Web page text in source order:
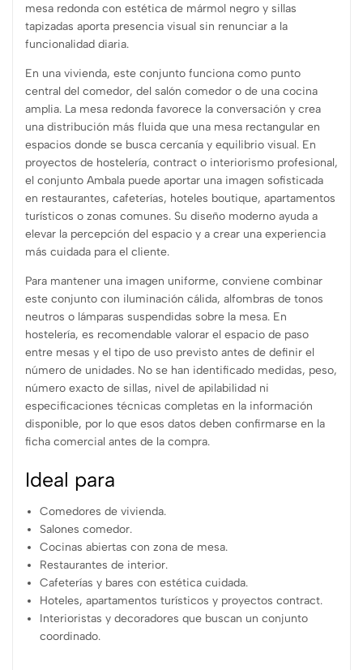
mesa redonda con estética de mármol negro y sillas
tapizadas aporta presencia visual sin renunciar a la
funcionalidad diaria.
En una vivienda, este conjunto funciona como punto
central del comedor, del salón comedor o de una cocina
amplia. La mesa redonda favorece la conversación y crea
una distribución más fluida que una mesa rectangular en
espacios donde se busca cercanía y equilibrio visual. En
proyectos de hostelería, contract o interiorismo profesional,
el conjunto Ambala puede aportar una imagen sofisticada
en restaurantes, cafeterías, hoteles boutique, apartamentos
turísticos o zonas comunes. Su diseño moderno ayuda a
elevar la percepción del espacio y a crear una experiencia
más cuidada para el cliente.
Para mantener una imagen uniforme, conviene combinar
este conjunto con iluminación cálida, alfombras de tonos
neutros o lámparas suspendidas sobre la mesa. En
hostelería, es recomendable valorar el espacio de paso
entre mesas y el tipo de uso previsto antes de definir el
número de unidades. No se han identificado medidas, peso,
número exacto de sillas, nivel de apilabilidad ni
especificaciones técnicas completas en la información
disponible, por lo que esos datos deben confirmarse en la
ficha comercial antes de la compra.
Ideal para
Comedores de vivienda.
Salones comedor.
Cocinas abiertas con zona de mesa.
Restaurantes de interior.
Cafeterías y bares con estética cuidada.
Hoteles, apartamentos turísticos y proyectos contract.
Interioristas y decoradores que buscan un conjunto
coordinado.